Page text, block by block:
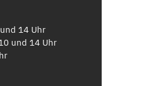
14 Uhr
und 14 Uhr